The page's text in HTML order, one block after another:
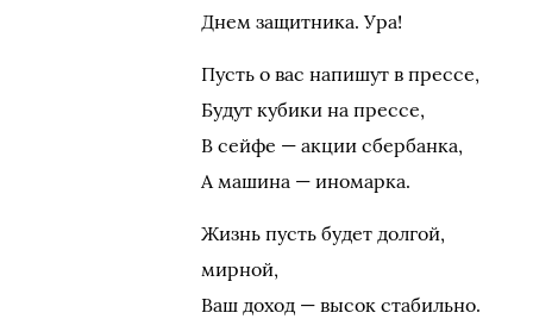
Днем защитника. Ура!
Пусть о вас напишут в прессе,
Будут кубики на прессе,
В сейфе — акции сбербанка,
А машина — иномарка.
Жизнь пусть будет долгой,
мирной,
Ваш доход — высок стабильно.